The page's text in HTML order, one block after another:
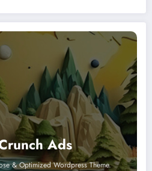
Ads
& Optimized Wordpress Theme.